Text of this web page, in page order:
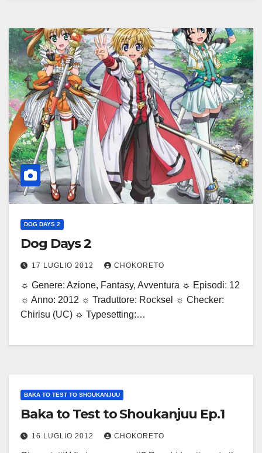
DOG DAYS 2
Dog Days 2
17 LUGLIO 2012 CHOKORETO
☼ Genere: Azione, Fantasy, Avventura ☼ Episodi: 12
☼ Anno: 2012 ☼ Traduttore: Rocksel ☼ Checker:
Chirisu (UC) ☼ Typesetting:…
BAKA TO TEST TO SHOUKANJUU
Baka to Test to Shoukanjuu Ep.1
16 LUGLIO 2012 CHOKORETO